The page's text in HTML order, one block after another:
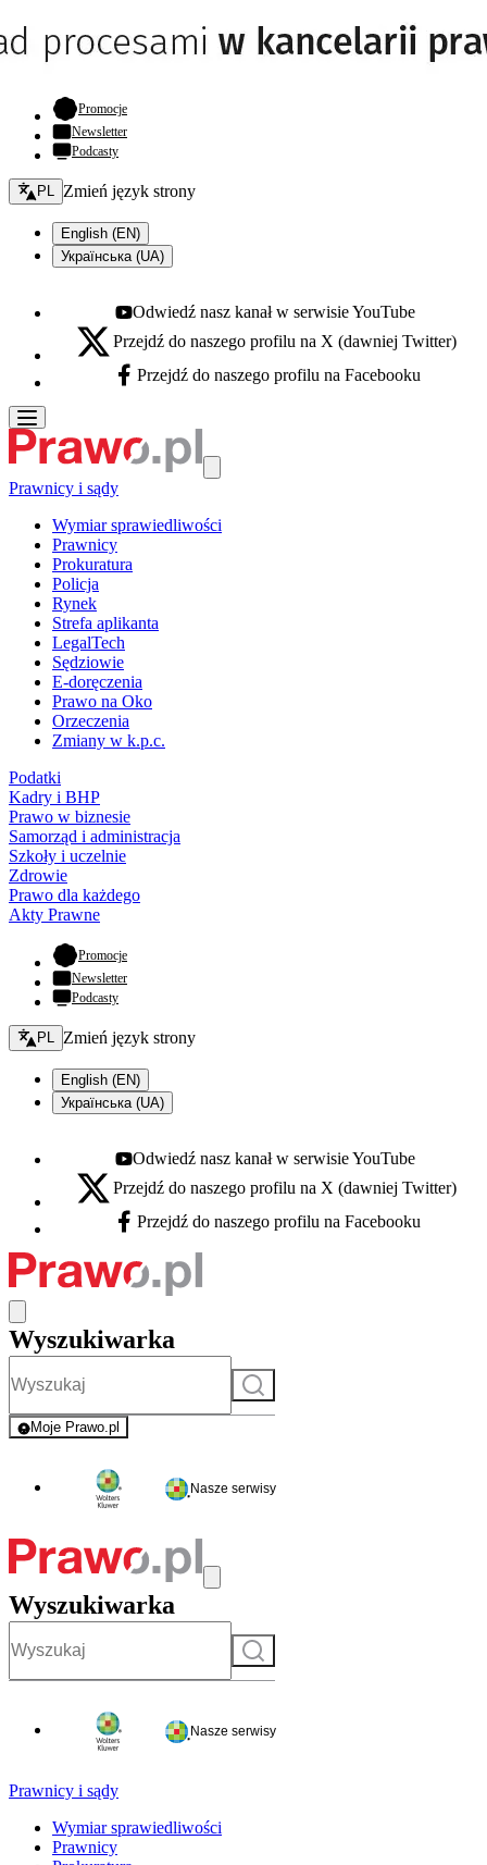
Promocje- otwiera się w nowej karcie
Newsletter
Podcasty
Zmień język - bieżący:
PL Zmień język strony
English (EN)
Українська (UA)
Youtube - otwiera się w nowej karcie
Odwiedź nasz kanał w serwisie YouTube
X - otwiera się w nowej karcie
Przejdź do naszego profilu na X (dawniej Twitter)
Facebook - otwiera się w nowej karcie
Przejdź do naszego profilu na Facebooku
Prawnicy i sądy
Wymiar sprawiedliwości
Prawnicy
Prokuratura
Policja
Rynek
Strefa aplikanta
LegalTech
Sędziowie
E-doręczenia
Prawo na Oko
Orzeczenia
Zmiany w k.p.c.
Podatki
Kadry i BHP
Prawo w biznesie
Samorząd i administracja
Szkoły i uczelnie
Zdrowie
Prawo dla każdego
Akty Prawne
Promocje- otwiera się w nowej karcie
Newsletter
Podcasty
Zmień język - bieżący:
PL Zmień język strony
English (EN)
Українська (UA)
Youtube - otwiera się w nowej karcie
Odwiedź nasz kanał w serwisie YouTube
X - otwiera się w nowej karcie
Przejdź do naszego profilu na X (dawniej Twitter)
Facebook - otwiera się w nowej karcie
Przejdź do naszego profilu na Facebooku
Wyszukiwarka
Szukaj
Moje Prawo.pl
- rejestracja i logowanie do serwisu
Nasze serwisy
Wyszukiwarka
Szukaj
Nasze serwisy
Prawnicy i sądy
Wymiar sprawiedliwości
Prawnicy